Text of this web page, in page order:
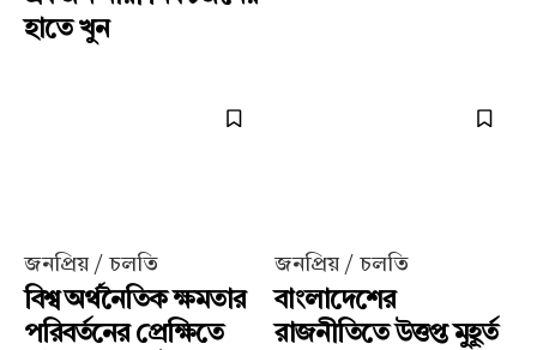
হাতে খুন
জনপ্রিয় / চলতি
বিশ্ব অর্থনৈতিক ক্ষমতার
পরিবর্তনের প্রেক্ষিতে
জনপ্রিয় / চলতি
বাংলাদেশের
রাজনীতিতে উত্তপ্ত মুহূর্ত